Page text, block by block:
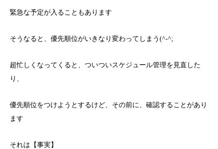
緊急な予定が入ることもあります
そうなると、優先順位がいきなり変わってしまう(^-^;
超忙しくなってくると、ついついスケジュール管理を見直した
り、
優先順位をつけようとするけど、その前に、確認することがあり
ます
それは【事実】